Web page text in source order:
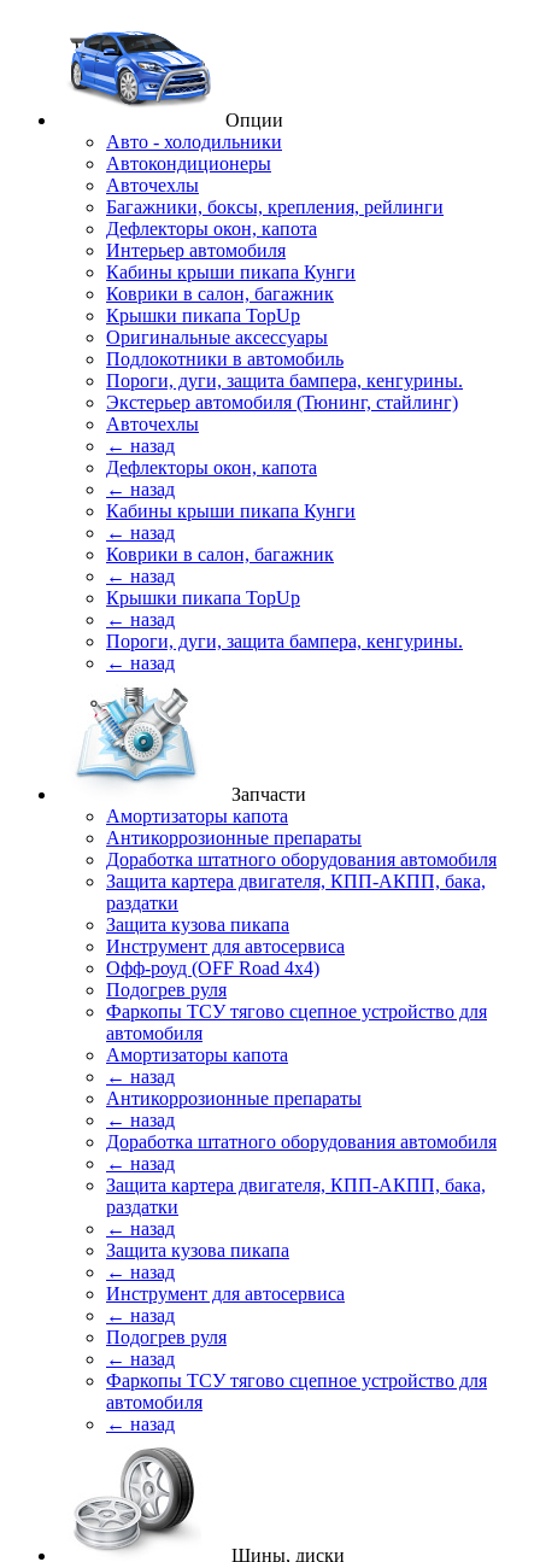
Опции
Авто - холодильники
Автокондиционеры
Авточехлы
Багажники, боксы, крепления, рейлинги
Дефлекторы окон, капота
Интерьер автомобиля
Кабины крыши пикапа Кунги
Коврики в салон, багажник
Крышки пикапа TopUp
Оригинальные аксессуары
Подлокотники в автомобиль
Пороги, дуги, защита бампера, кенгурины.
Экстерьер автомобиля (Тюнинг, стайлинг)
Авточехлы
← назад
Дефлекторы окон, капота
← назад
Кабины крыши пикапа Кунги
← назад
Коврики в салон, багажник
← назад
Крышки пикапа TopUp
← назад
Пороги, дуги, защита бампера, кенгурины.
← назад
Запчасти
Амортизаторы капота
Антикоррозионные препараты
Доработка штатного оборудования автомобиля
Защита картера двигателя, КПП-АКПП, бака,
раздатки
Защита кузова пикапа
Инструмент для автосервиса
Офф-роуд (OFF Road 4x4)
Подогрев руля
Фаркопы ТСУ тягово сцепное устройство для
автомобиля
Амортизаторы капота
← назад
Антикоррозионные препараты
← назад
Доработка штатного оборудования автомобиля
← назад
Защита картера двигателя, КПП-АКПП, бака,
раздатки
← назад
Защита кузова пикапа
← назад
Инструмент для автосервиса
← назад
Подогрев руля
← назад
Фаркопы ТСУ тягово сцепное устройство для
автомобиля
← назад
Шины, диски